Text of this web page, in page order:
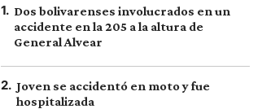
1. Dos bolivarenses involucrados en un
accidente en la 205 a la altura de
General Alvear
2. Joven se accidentó en moto y fue
hospitalizada